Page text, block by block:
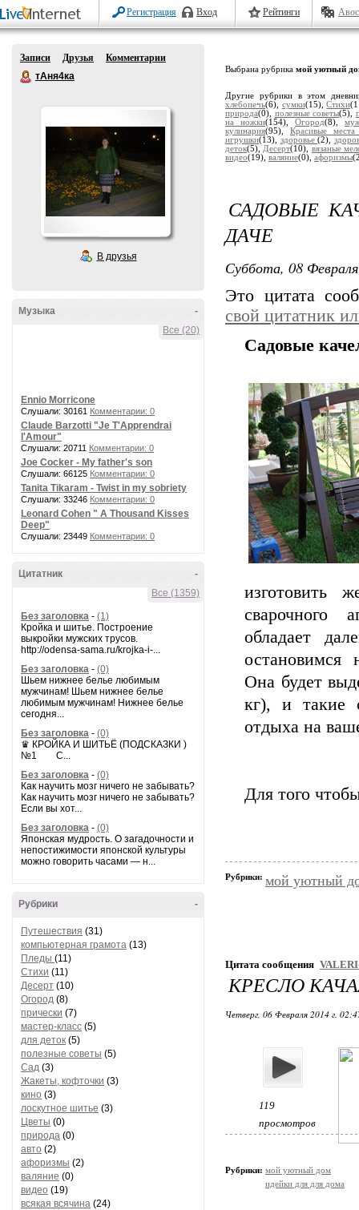
Регистрация Вход Рейтинги
Записи Друзья
Комментарии
тАня4ка
В друзья
-
Музыка
Все (20)
Ennio Morricone
Слушали: 30161 Комментарии: 0
Claude Barzotti "Je T'Apprendrai
l'Amour"
Слушали: 20711 Комментарии: 0
Joe Cocker - My father's son
Слушали: 66125 Комментарии: 0
Tanita Tikaram - Twist in my sobriety
Слушали: 33246 Комментарии: 0
Leonard Cohen " A Thousand Kisses
Deep"
Слушали: 23449 Комментарии: 0
-
Цитатник
Все (1359)
Без заголовка - (1)
Кройка и шитье. Построение
выкройки мужских трусов.
http://odensa-sama.ru/krojka-i-...
Без заголовка - (0)
Шьем нижнее белье любимым
мужчинам! Шьем нижнее белье
любимым мужчинам! Нижнее белье
сегодня...
Без заголовка - (0)
♛ КРОЙКА И ШИТЬЁ (ПОДСКАЗКИ )
№1 С...
Без заголовка - (0)
Как научить мозг ничего не забывать?
Как научить мозг ничего не забывать?
Если вы хот...
Без заголовка - (0)
Японская мудрость. О загадочности и
непостижимости японской культуры
можно говорить часами — н...
-
Рубрики
Путешествия (31)
компьютерная грамота (13)
Пледы (11)
Стихи (11)
Десерт (10)
Огород (8)
прически (7)
мастер-класс (5)
для деток (5)
полезные советы (5)
Сад (3)
Жакеты, кофточки (3)
кино (3)
лоскутное шитье (3)
Цветы (0)
природа (0)
авто (2)
афоризмы (2)
валяние (0)
видео (19)
всякая всячина (24)
Выбрана рубрика мой уютный
Другие рубрики в этом
хлебопечь(6), сумки(15),Стихи
природа(0), полезные советы(5),
на ножки(154), Огород(8),
кулинария(95),Красивые места
игрушки(13), здоровье(2),
деток(5), Десерт(10), вязаные
видео(19), валяние(0), афоризмы
САДОВЫЕ
ДАЧЕ
Суббота, 08
Это цитата
свой цитатник
Садовые
изготовить
сварочного
обладает
остановимся
Она будет
кг), и такие
отдыха на
Для того
Рубрики: мой уютный
Цитата сообщения
КРЕСЛО
Четверг, 06 Февраля 2014 г.
119
просмотров
Рубрики: мой уютный дом
идейки для для дома